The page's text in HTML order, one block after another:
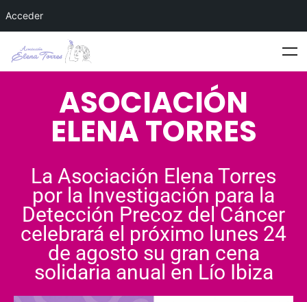
ASOCIACIÓN
ELENA TORRES
La Asociación Elena Torres
por la Investigación para la
Detección Precoz del Cáncer
celebrará el próximo lunes 24
de agosto su gran cena
solidaria anual en Lío Ibiza
Acceder